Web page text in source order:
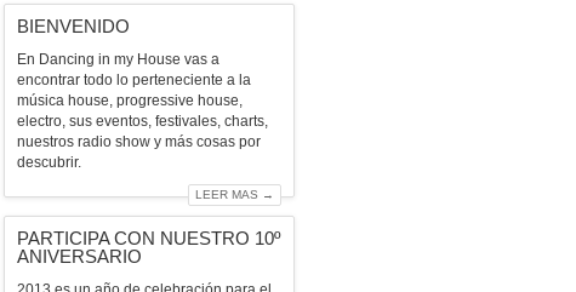
BIENVENIDO
En Dancing in my House vas a
encontrar todo lo perteneciente a la
música house, progressive house,
electro, sus eventos, festivales, charts,
nuestros radio show y más cosas por
descubrir.
LEER MAS →
PARTICIPA CON NUESTRO 10º
ANIVERSARIO